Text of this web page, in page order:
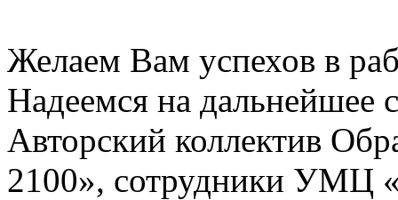
Желаем Вам успехов в
Надеемся на дальнейшее
Авторский коллектив
2100», сотрудники УМЦ